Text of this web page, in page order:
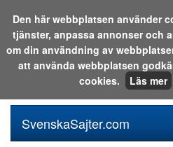
Sök i katalogen eller på
SvenskaSajter.com
Den här webbplatsen använder
tjänster, anpassa annonser och
om din användning av
att använda webbplatsen
cookies.
Läs mer